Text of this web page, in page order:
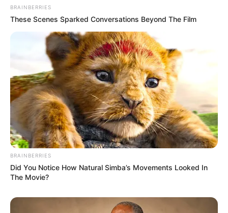
BRAINBERRIES
These Scenes Sparked Conversations Beyond The Film
BRAINBERRIES
Did You Notice How Natural Simba’s Movements Looked In
The Movie?